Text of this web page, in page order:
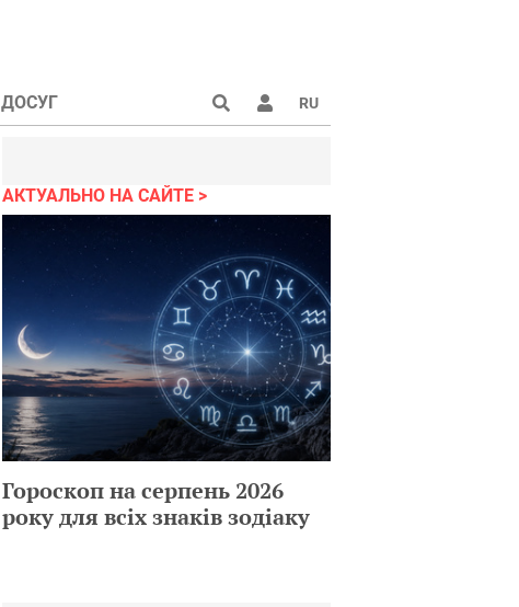
ДОСУГ RU
АКТУАЛЬНО НА САЙТЕ
Гороскоп на серпень 2026
року для всіх знаків зодіаку